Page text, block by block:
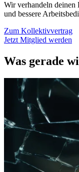
Wir verhandeln
und bessere
Zum Kollektivvertrag
Jetzt Mitglied werden
Was gerade